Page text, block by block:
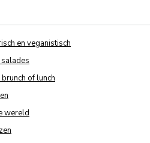
en veganistisch
of lunch
wereld